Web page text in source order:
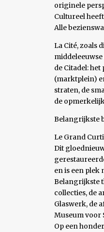
originele
Cultureel
Alle
La Cité, zoals
de Citadel: het
(marktplein)
straten, de
de
Belangrijkste
Le Grand
Dit
en is een plek
Belangrijkste
collecties, de
Glaswerk, de
Museum voor
Op een